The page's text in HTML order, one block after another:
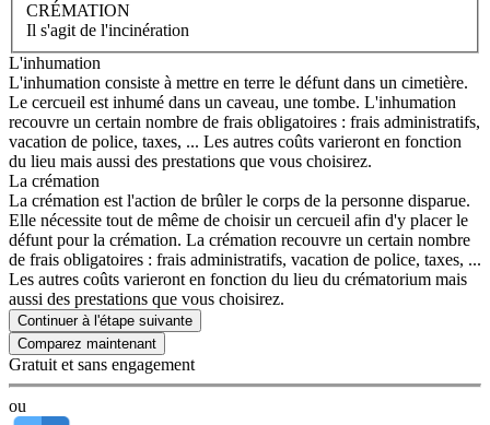
CRÉMATION
Il s'agit de l'incinération
L'inhumation
L'inhumation consiste à mettre en terre le défunt dans un cimetière.
Le cercueil est inhumé dans un caveau, une tombe. L'inhumation
recouvre un certain nombre de frais obligatoires : frais administratifs,
vacation de police, taxes, ... Les autres coûts varieront en fonction
du lieu mais aussi des prestations que vous choisirez.
La crémation
La crémation est l'action de brûler le corps de la personne disparue.
Elle nécessite tout de même de choisir un cercueil afin d'y placer le
défunt pour la crémation. La crémation recouvre un certain nombre
de frais obligatoires : frais administratifs, vacation de police, taxes, ...
Les autres coûts varieront en fonction du lieu du crématorium mais
aussi des prestations que vous choisirez.
Continuer à l'étape suivante
Gratuit et sans engagement
ou